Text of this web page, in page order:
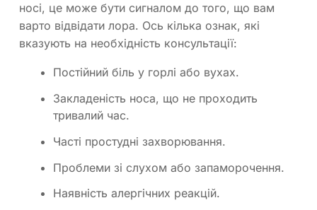
носі, це може бути сигналом до того, що вам
варто відвідати лора. Ось кілька ознак, які
вказують на необхідність консультації:
Постійний біль у горлі або вухах.
Закладеність носа, що не проходить
тривалий час.
Часті простудні захворювання.
Проблеми зі слухом або запаморочення.
Наявність алергічних реакцій.